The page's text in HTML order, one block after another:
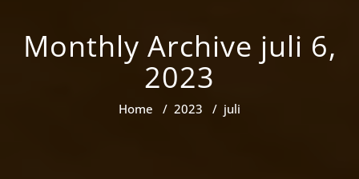
Monthly Archive juli 6,
2023
Home / 2023 / juli